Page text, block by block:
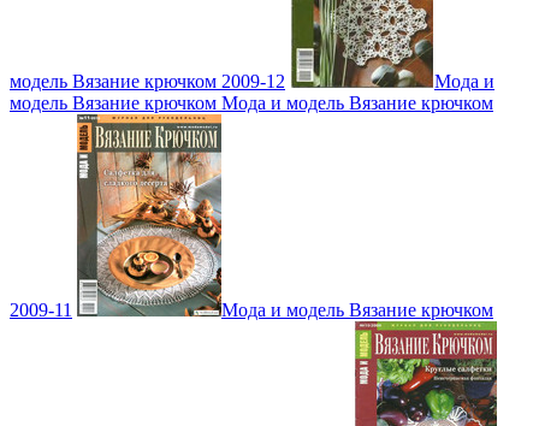
модель Вязание крючком 2009-12
Мода и
модель Вязание крючком Мода и модель Вязание крючком
2009-11 Мода и модель Вязание крючком